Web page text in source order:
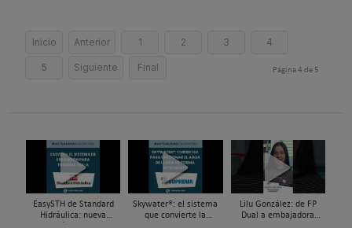
Inicio Anterior 1 2 3 4
5 Siguiente Final Página 4 de 5
EasySTH de Standard
Hidráulica: nueva
Skywater®: el sistema
que convierte la
Lilu González: de FP
Dual a embajadora